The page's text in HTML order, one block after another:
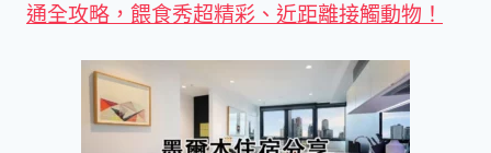
通全攻略，餵食秀超精彩、近距離接觸動物！